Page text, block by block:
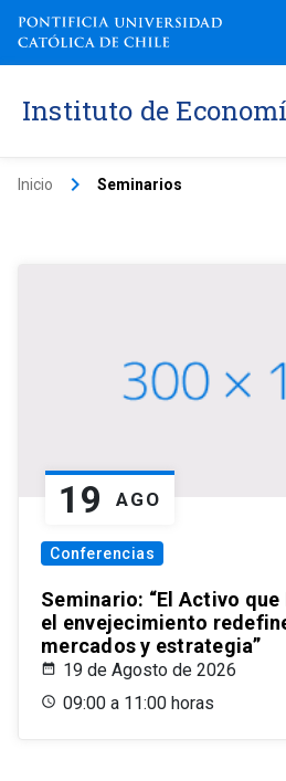
Instituto de
Inicio keyboard_arrow_right Seminarios
19 AGO
Conferencias
Seminario: “El Activo
el envejecimiento
mercados y estrategia”
19 de Agosto de 2026
09:00 a 11:00 horas